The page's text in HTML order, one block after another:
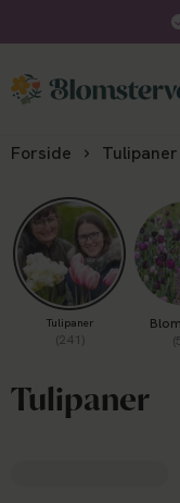
Forside Tulipaner
Tulipaner
(241)
Tulipaner